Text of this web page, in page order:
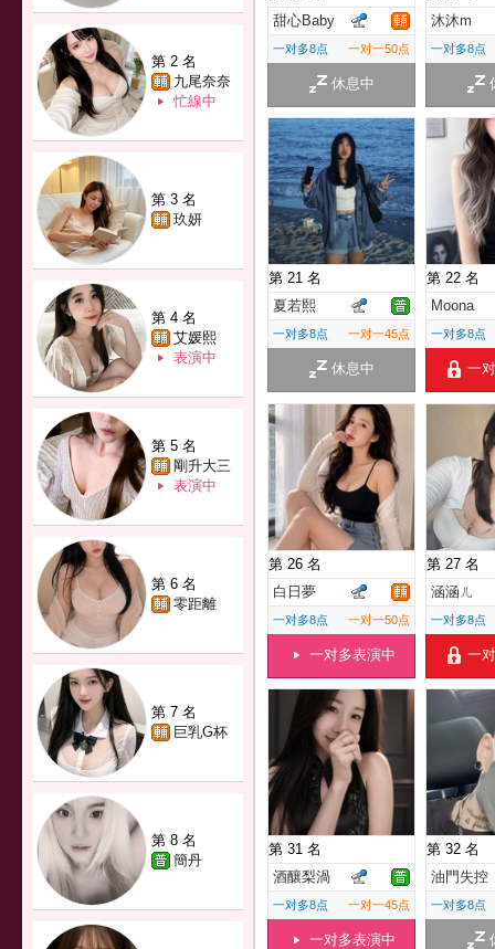
第 2 名
九尾奈奈
忙線中
第 3 名
玖妍
第 4 名
艾媛熙
表演中
第 5 名
剛升大三
表演中
第 6 名
零距離
第 7 名
巨乳G杯
第 8 名
簡丹
甜心Baby
一对多8点 一对一50点
休息中
沐沐m
一对多8点
第 21 名
夏若熙
一对多8点 一对一45点
休息中
第 22 名
Moona
一对多8点
一
第 26 名
白日夢
一对多8点 一对一50点
一对多表演中
第 27 名
涵涵ㄦ
一对多8点
一
第 31 名
酒釀梨渦
一对多8点 一对一45点
一对多表演中
第 32 名
油門失控
一对多8点